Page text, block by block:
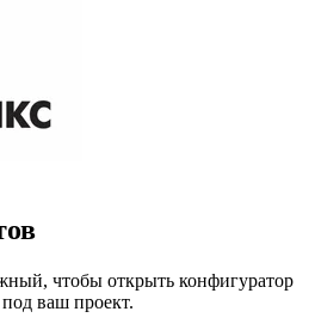
чтобы открыть конфигуратор
ваш проект.